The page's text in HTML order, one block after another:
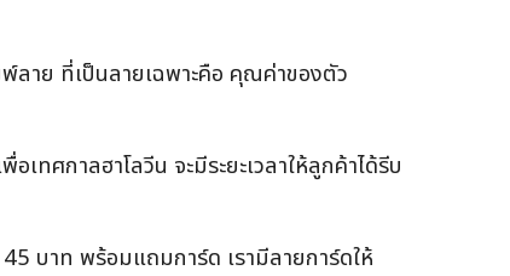
าย ที่เป็นลายเฉพาะคือ คุณค่าของตัว
ศกาลฮาโลวีน จะมีระยะเวลาให้ลูกค้าได้รีบ
บาท พร้อมแถมการ์ด เรามีลายการ์ดให้